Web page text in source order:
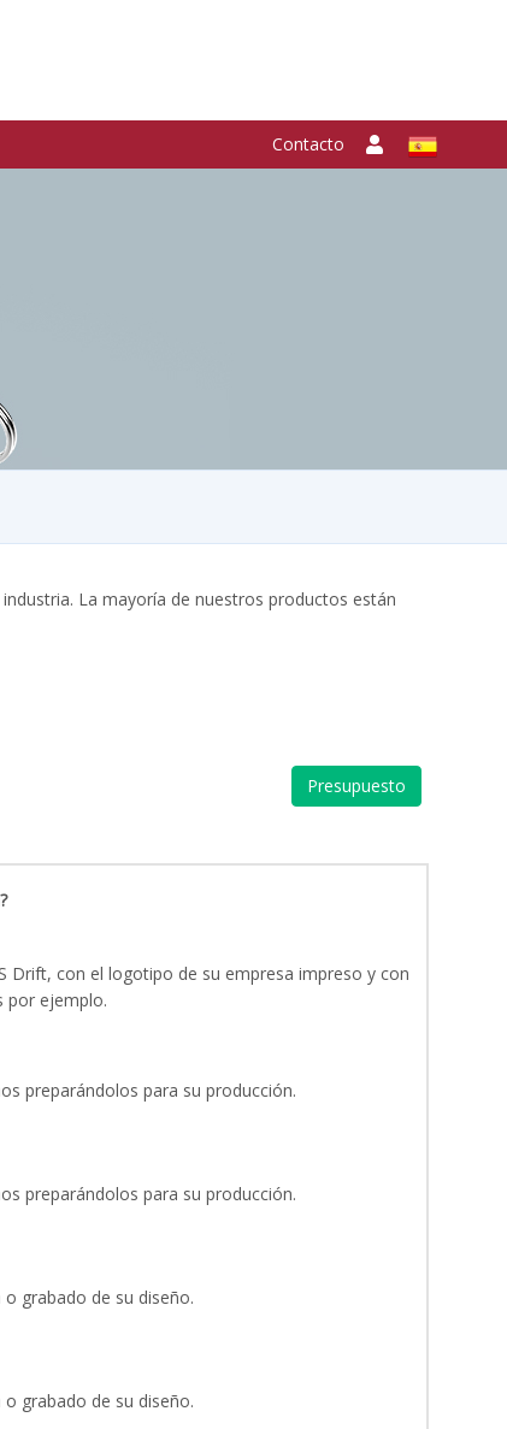
Contacto
La mayoría de nuestros productos están
Presupuesto
Drift, con el logotipo de su empresa impreso y con
por ejemplo.
preparándolos para su producción.
preparándolos para su producción.
grabado de su diseño.
grabado de su diseño.